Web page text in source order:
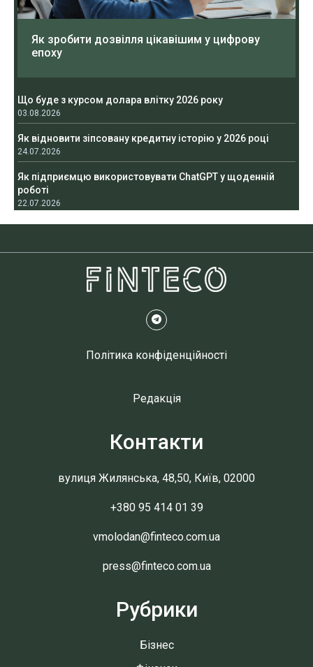
Як зробити дозвілля цікавішим у цифрову
епоху
Що буде з курсом долара влітку 2026 року
03.08.2026
Як відновити зіпсовану кредитну історію у 2026 році
24.07.2026
Як підприємцю використовувати ChatGPT у щоденній
роботі
22.07.2026
Політика конфіденційності
Редакція
Контакти
вулиця Жилянська, 48,50, Київ, 02000
+380 95 414 01 39
vmolodan@finteco.com.ua
press@finteco.com.ua
Рубрики
Бізнес